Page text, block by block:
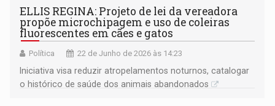
ELLIS REGINA: Projeto de lei da vereadora
propõe microchipagem e uso de coleiras
fluorescentes em cães e gatos
Política 22 de Junho de 2026 às 14:23
Iniciativa visa reduzir atropelamentos noturnos, catalogar
o histórico de saúde dos animais abandonados